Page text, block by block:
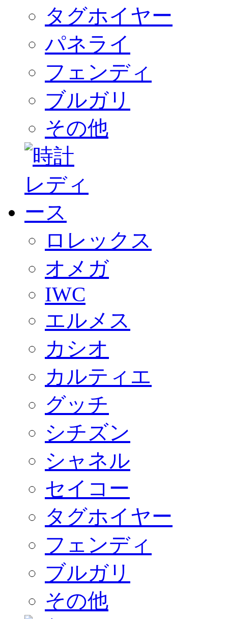
タグホイヤー
パネライ
フェンディ
ブルガリ
その他
ロレックス
オメガ
IWC
エルメス
カシオ
カルティエ
グッチ
シチズン
シャネル
セイコー
タグホイヤー
フェンディ
ブルガリ
その他